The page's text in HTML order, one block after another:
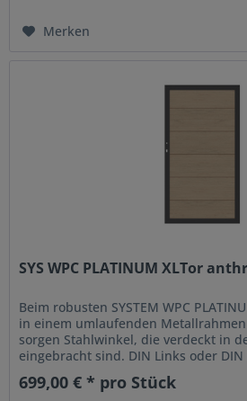
Merken
SYS WPC PLATINUM XLTor
Beim robusten SYSTEM WPC
in einem umlaufenden
sorgen Stahlwinkel, die verdeckt in
eingebracht sind. DIN Links oder
699,00 € * pro Stück